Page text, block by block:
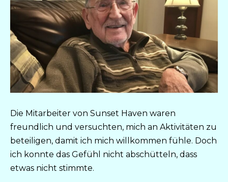
Die Mitarbeiter von Sunset Haven waren
freundlich und versuchten, mich an Aktivitäten zu
beteiligen, damit ich mich willkommen fühle. Doch
ich konnte das Gefühl nicht abschütteln, dass
etwas nicht stimmte.